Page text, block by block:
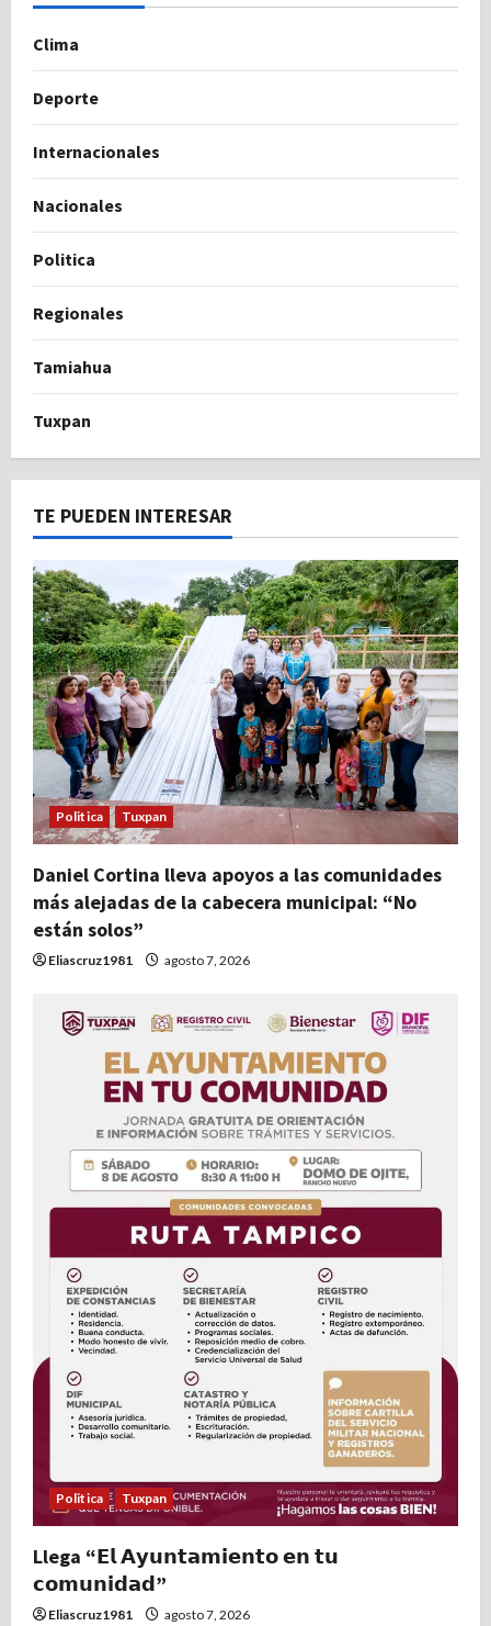
Clima
Deporte
Internacionales
Nacionales
Politica
Regionales
Tamiahua
Tuxpan
TE PUEDEN INTERESAR
Politica Tuxpan
Daniel Cortina lleva apoyos a las comunidades
más alejadas de la cabecera municipal: “No
están solos”
Eliascruz1981 agosto 7, 2026
Politica Tuxpan
Llega “𝗘𝗹 𝗔𝘆𝘂𝗻𝘁𝗮𝗺𝗶𝗲𝗻𝘁𝗼 𝗲𝗻 𝘁𝘂
𝗰𝗼𝗺𝘂𝗻𝗶𝗱𝗮𝗱”
Eliascruz1981 agosto 7, 2026